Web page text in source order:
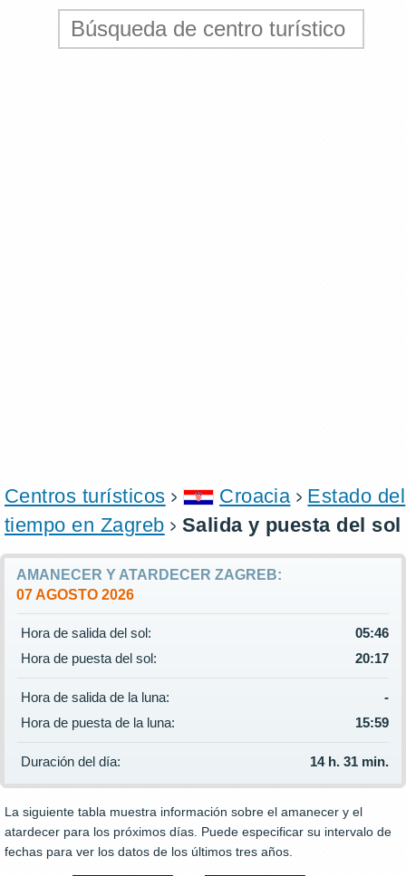
Centros turísticos Croacia
Estado del
tiempo en Zagreb
Salida y puesta del sol
AMANECER Y ATARDECER ZAGREB:
07 AGOSTO 2026
Hora de salida del sol:
05:46
Hora de puesta del sol:
20:17
Hora de salida de la luna:
-
Hora de puesta de la luna:
15:59
Duración del día: 14 h. 31 min.
La siguiente tabla muestra información sobre el amanecer y el
atardecer para los próximos días. Puede especificar su intervalo de
fechas para ver los datos de los últimos tres años.